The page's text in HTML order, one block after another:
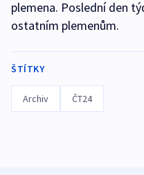
plemena. Poslední den
ostatním plemenům.
ŠTÍTKY
Archiv ČT24